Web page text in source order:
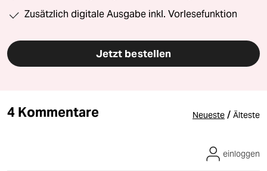
Zusätzlich digitale Ausgabe inkl. Vorlesefunktion
Jetzt bestellen
4 Kommentare Neueste / Älteste
einloggen